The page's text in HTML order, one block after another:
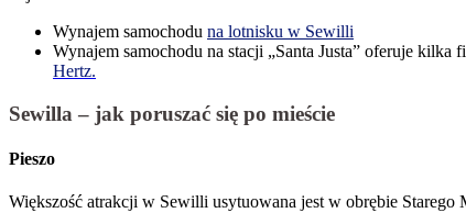
Wynajem samochodu na lotnisku w Sewilli
Wynajem samochodu na stacji „Santa Justa” oferuje
Hertz.
Sewilla – jak poruszać się po mieście
Pieszo
Większość atrakcji w Sewilli usytuowana jest w obrębie